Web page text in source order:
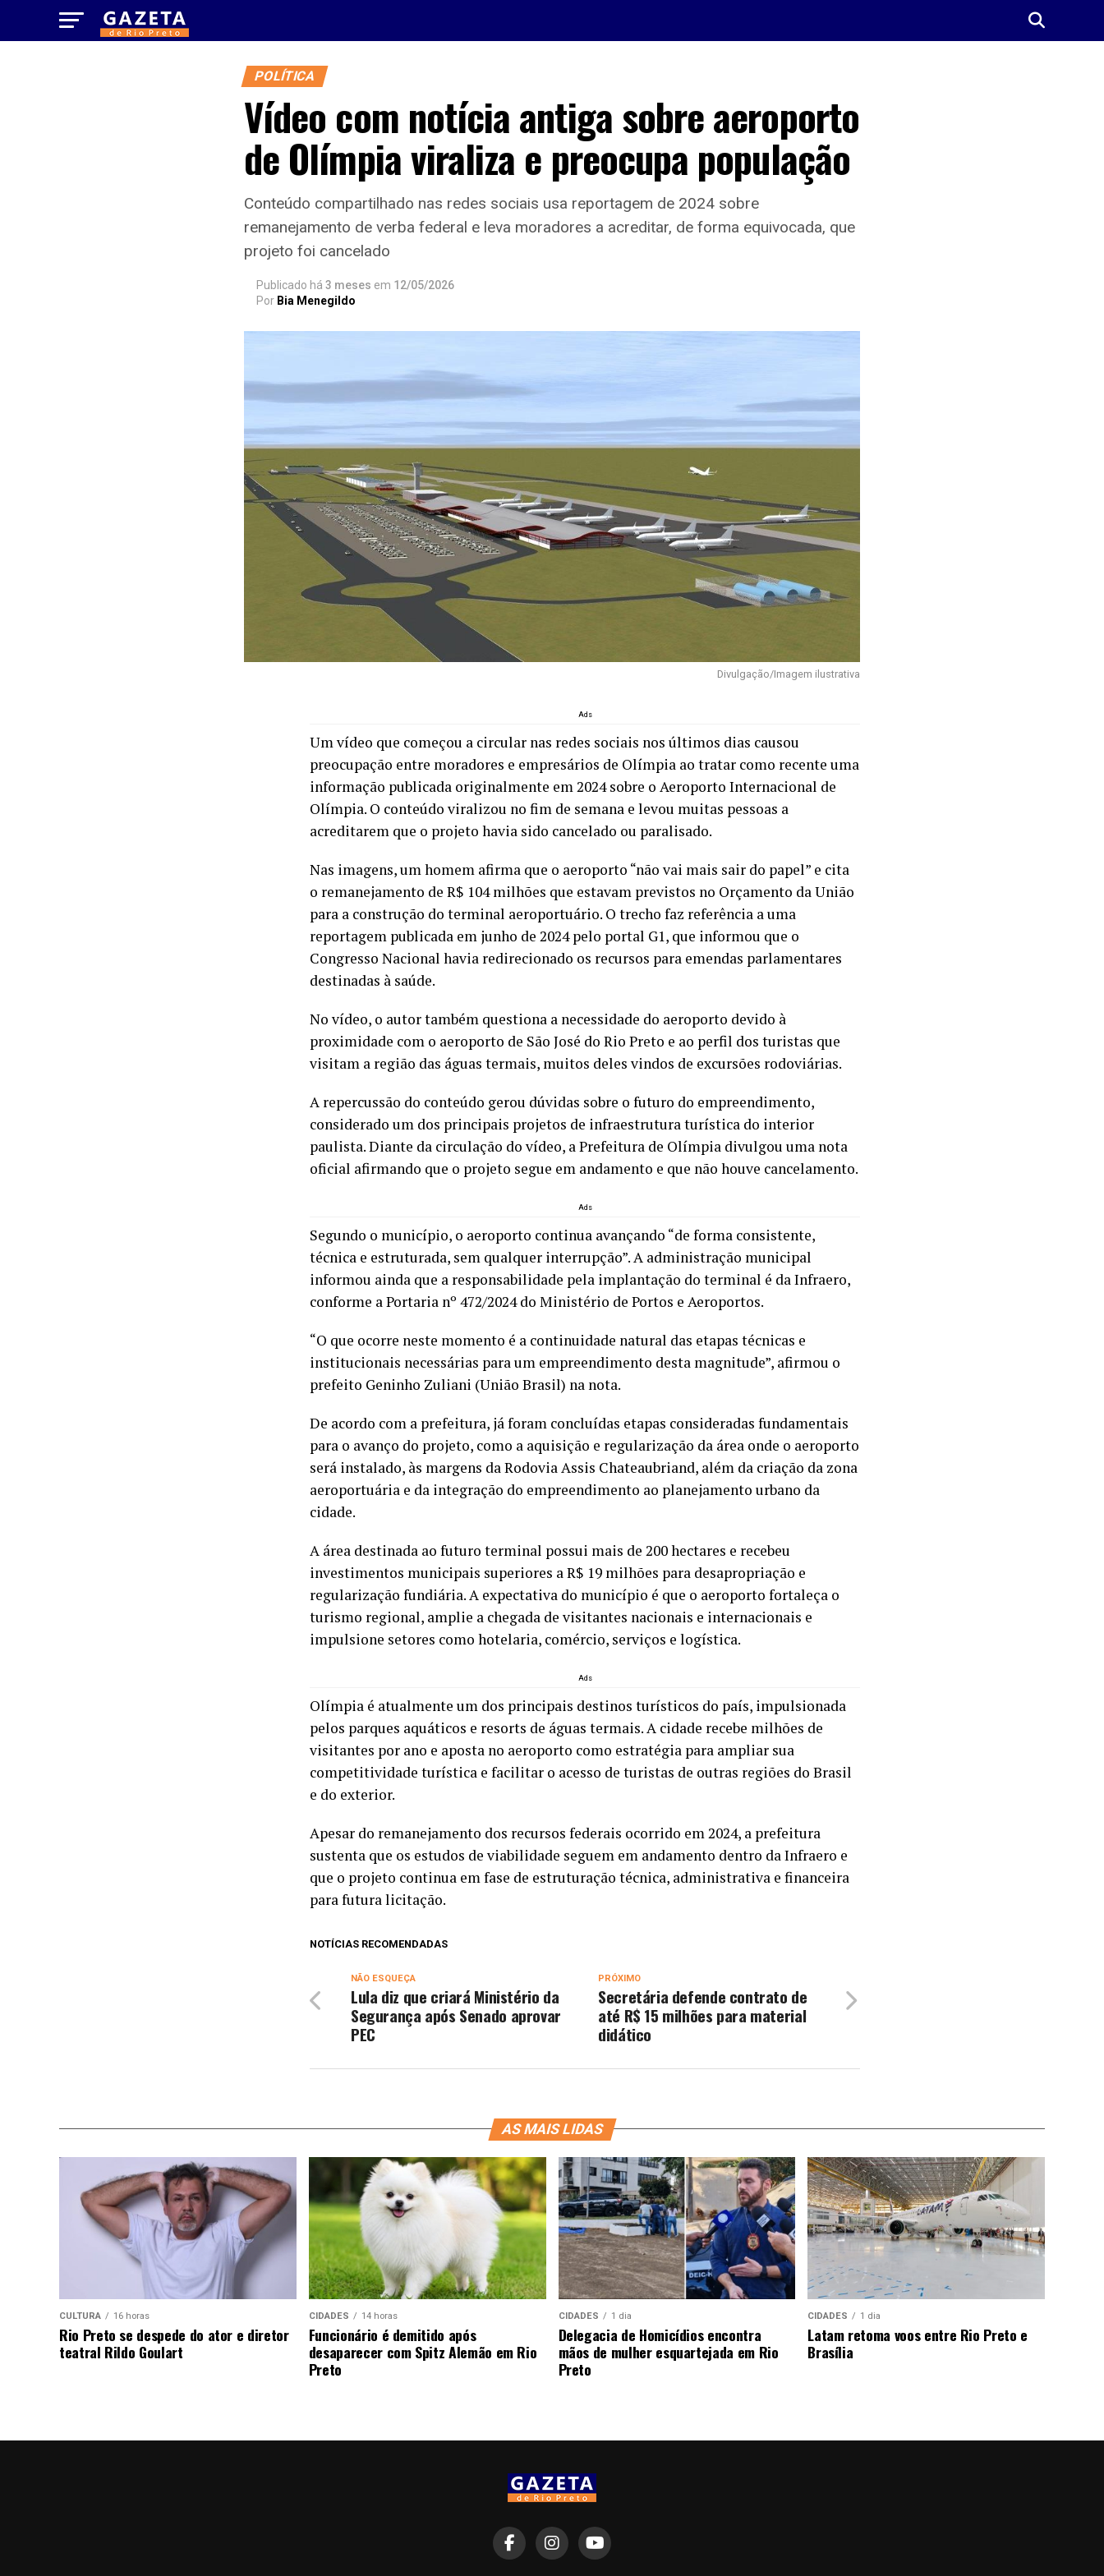
POLÍTICA
Vídeo com notícia antiga sobre aeroporto
de Olímpia viraliza e preocupa população
Conteúdo compartilhado nas redes sociais usa reportagem de 2024 sobre
remanejamento de verba federal e leva moradores a acreditar, de forma equivocada, que
projeto foi cancelado
Publicado há 3 meses em 12/05/2026
Por Bia Menegildo
Divulgação/Imagem ilustrativa
Ads
Um vídeo que começou a circular nas redes sociais nos últimos dias causou
preocupação entre moradores e empresários de Olímpia ao tratar como recente uma
informação publicada originalmente em 2024 sobre o Aeroporto Internacional de
Olímpia. O conteúdo viralizou no fim de semana e levou muitas pessoas a
acreditarem que o projeto havia sido cancelado ou paralisado.
Nas imagens, um homem afirma que o aeroporto “não vai mais sair do papel” e cita
o remanejamento de R$ 104 milhões que estavam previstos no Orçamento da União
para a construção do terminal aeroportuário. O trecho faz referência a uma
reportagem publicada em junho de 2024 pelo portal G1, que informou que o
Congresso Nacional havia redirecionado os recursos para emendas parlamentares
destinadas à saúde.
No vídeo, o autor também questiona a necessidade do aeroporto devido à
proximidade com o aeroporto de São José do Rio Preto e ao perfil dos turistas que
visitam a região das águas termais, muitos deles vindos de excursões rodoviárias.
A repercussão do conteúdo gerou dúvidas sobre o futuro do empreendimento,
considerado um dos principais projetos de infraestrutura turística do interior
paulista. Diante da circulação do vídeo, a Prefeitura de Olímpia divulgou uma nota
oficial afirmando que o projeto segue em andamento e que não houve cancelamento.
Ads
Segundo o município, o aeroporto continua avançando “de forma consistente,
técnica e estruturada, sem qualquer interrupção”. A administração municipal
informou ainda que a responsabilidade pela implantação do terminal é da Infraero,
conforme a Portaria nº 472/2024 do Ministério de Portos e Aeroportos.
“O que ocorre neste momento é a continuidade natural das etapas técnicas e
institucionais necessárias para um empreendimento desta magnitude”, afirmou o
prefeito Geninho Zuliani (União Brasil) na nota.
De acordo com a prefeitura, já foram concluídas etapas consideradas fundamentais
para o avanço do projeto, como a aquisição e regularização da área onde o aeroporto
será instalado, às margens da Rodovia Assis Chateaubriand, além da criação da zona
aeroportuária e da integração do empreendimento ao planejamento urbano da
cidade.
A área destinada ao futuro terminal possui mais de 200 hectares e recebeu
investimentos municipais superiores a R$ 19 milhões para desapropriação e
regularização fundiária. A expectativa do município é que o aeroporto fortaleça o
turismo regional, amplie a chegada de visitantes nacionais e internacionais e
impulsione setores como hotelaria, comércio, serviços e logística.
Ads
Olímpia é atualmente um dos principais destinos turísticos do país, impulsionada
pelos parques aquáticos e resorts de águas termais. A cidade recebe milhões de
visitantes por ano e aposta no aeroporto como estratégia para ampliar sua
competitividade turística e facilitar o acesso de turistas de outras regiões do Brasil
e do exterior.
Apesar do remanejamento dos recursos federais ocorrido em 2024, a prefeitura
sustenta que os estudos de viabilidade seguem em andamento dentro da Infraero e
que o projeto continua em fase de estruturação técnica, administrativa e financeira
para futura licitação.
NOTÍCIAS RECOMENDADAS
PRÓXIMO
Secretária defende contrato de
até R$ 15 milhões para material
didático
NÃO ESQUEÇA
Lula diz que criará Ministério da
Segurança após Senado aprovar
PEC
AS MAIS LIDAS
CULTURA 16 horas
Rio Preto se despede do ator e diretor
teatral Rildo Goulart
CIDADES 14 horas
Funcionário é demitido após
desaparecer com Spitz Alemão em Rio
Preto
CIDADES 1 dia
Delegacia de Homicídios encontra
mãos de mulher esquartejada em Rio
Preto
CIDADES 1 dia
Latam retoma voos entre Rio Preto e
Brasília